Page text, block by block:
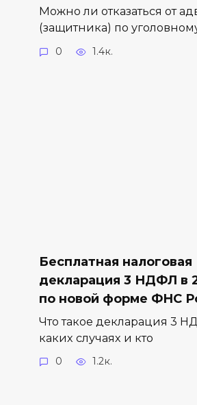
Можно ли отказаться от
(защитника) по
0 1.4к.
Бесплатная налоговая
декларация 3 НДФЛ в
по новой форме ФНС
Что такое декларация 3
каких случаях и кто
0 1.2к.